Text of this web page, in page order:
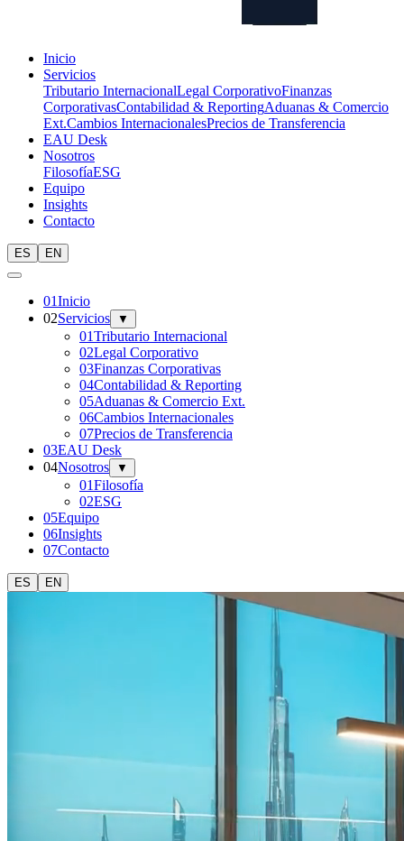
Inicio
Servicios
Tributario InternacionalLegal CorporativoFinanzas
CorporativasContabilidad & ReportingAduanas & Comercio
Ext.Cambios InternacionalesPrecios de Transferencia
EAU Desk
Nosotros
FilosofíaESG
Equipo
Insights
Contacto
ES EN
01Inicio
02Servicios ▼
01Tributario Internacional
02Legal Corporativo
03Finanzas Corporativas
04Contabilidad & Reporting
05Aduanas & Comercio Ext.
06Cambios Internacionales
07Precios de Transferencia
03EAU Desk
04Nosotros ▼
01Filosofía
02ESG
05Equipo
06Insights
07Contacto
ES EN